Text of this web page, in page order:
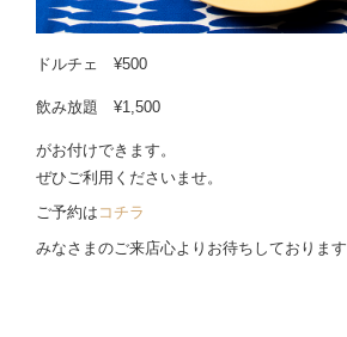
ドルチェ ¥500
飲み放題 ¥1,500
がお付けできます。
ぜひご利用くださいませ。
ご予約は コチラ
みなさまのご来店心よりお待ちしております